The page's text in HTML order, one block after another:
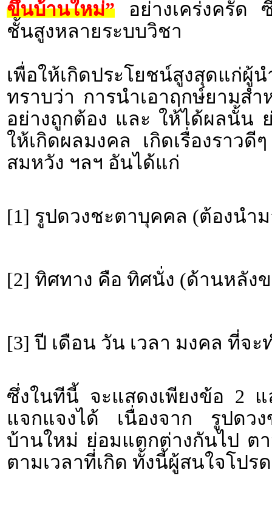
ขึ้นบ้านใหม่” อย่างเคร่งครัด
ชั้นสูงหลายระบบวิชา
เพื่อให้เกิดประโยชน์สูงสุดแก่
ทราบว่า การนำเอาฤกษ์ยามส
อย่างถูกต้อง และ ให้ได้ผลนั้น
ให้เกิดผลมงคล เกิดเรื่องราว
สมหวัง ฯลฯ อันได้แก่
[1] รูปดวงชะตาบุคคล (ต้องนำ
[2] ทิศทาง คือ ทิศนั่ง (ด้านหลัง
[3] ปี เดือน วัน เวลา มงคล ที่จ
ซึ่งในทีนี้ จะแสดงเพียงข้อ 2
แจกแจงได้ เนื่องจาก รูปดวง
บ้านใหม่ ย่อมแตกต่างกันไป ต
ตามเวลาที่เกิด ทั้งนี้ผู้สนใจโปร